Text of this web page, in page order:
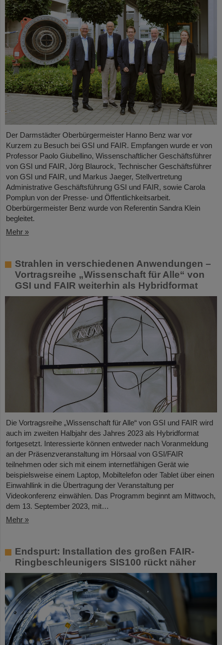
Der Darmstädter Oberbürgermeister Hanno Benz war vor
Kurzem zu Besuch bei GSI und FAIR. Empfangen wurde er von
Professor Paolo Giubellino, Wissenschaftlicher Geschäftsführer
von GSI und FAIR, Jörg Blaurock, Technischer Geschäftsführer
von GSI und FAIR, und Markus Jaeger, Stellvertretung
Administrative Geschäftsführung GSI und FAIR, sowie Carola
Pomplun von der Presse- und Öffentlichkeitsarbeit.
Oberbürgermeister Benz wurde von Referentin Sandra Klein
begleitet.
Mehr »
Strahlen in verschiedenen Anwendungen –
Vortragsreihe „Wissenschaft für Alle“ von
GSI und FAIR weiterhin als Hybridformat
Die Vortragsreihe „Wissenschaft für Alle“ von GSI und FAIR wird
auch im zweiten Halbjahr des Jahres 2023 als Hybridformat
fortgesetzt. Interessierte können entweder nach Voranmeldung
an der Präsenzveranstaltung im Hörsaal von GSI/FAIR
teilnehmen oder sich mit einem internetfähigen Gerät wie
beispielsweise einem Laptop, Mobiltelefon oder Tablet über einen
Einwahllink in die Übertragung der Veranstaltung per
Videokonferenz einwählen. Das Programm beginnt am Mittwoch,
dem 13. September 2023, mit…
Mehr »
Endspurt: Installation des großen FAIR-
Ringbeschleunigers SIS100 rückt näher